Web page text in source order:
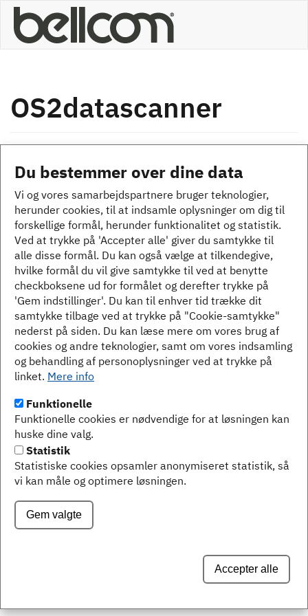
hovedindhold
OS2datascanner
Statusmeddelelse
Beklager... denne formular er lukket for nye
Bellcom
70 26 00 85
E-mail:
Du bestemmer over dine data
Vi og vores samarbejdspartnere bruger teknologier,
herunder cookies, til at indsamle oplysninger om dig til
forskellige formål, herunder funktionalitet og statistik.
Ved at trykke på 'Accepter alle' giver du samtykke til
alle disse formål. Du kan også vælge at tilkendegive,
hvilke formål du vil give samtykke til ved at benytte
checkboksene ud for formålet og derefter trykke på
'Gem indstillinger'. Du kan til enhver tid trække dit
samtykke tilbage ved at trykke på "Cookie-samtykke"
nederst på siden. Du kan læse mere om vores brug af
cookies og andre teknologier, samt om vores indsamling
og behandling af personoplysninger ved at trykke på
linket. Mere info
Funktionelle
Funktionelle cookies er nødvendige for at løsningen kan
huske dine valg.
Statistik
Statistiske cookies opsamler anonymiseret statistik, så
vi kan måle og optimere løsningen.
Gem valgte
Accepter alle